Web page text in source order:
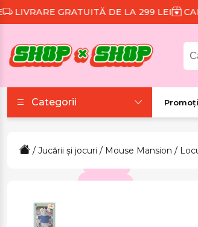
GRATUITĂ DE LA 299 LEI CADOURI
Categorii
Colecții tematice
Frumusețe și sănătate
/ Jucării și jocuri / Mouse Mansion /